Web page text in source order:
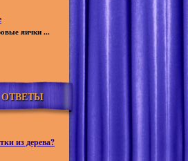
яички ...
из дерева?